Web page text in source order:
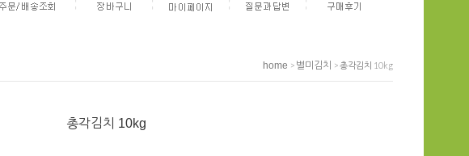
home > 별미김치 > 총각김치 10kg
총각김치 10kg